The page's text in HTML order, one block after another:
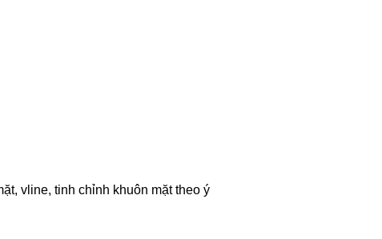
vline, tinh chỉnh khuôn mặt theo ý